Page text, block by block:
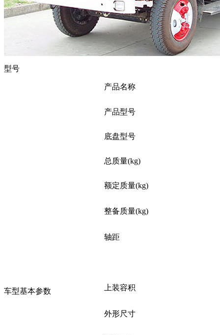
型号
车型基本参数
产品名称
产品型号
底盘型号
总质量(kg)
额定质量(kg)
整备质量(kg)
轴距
上装容积
外形尺寸